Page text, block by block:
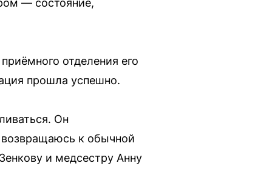
отделения его
прошла успешно.
Он
к обычной
и медсестру Анну